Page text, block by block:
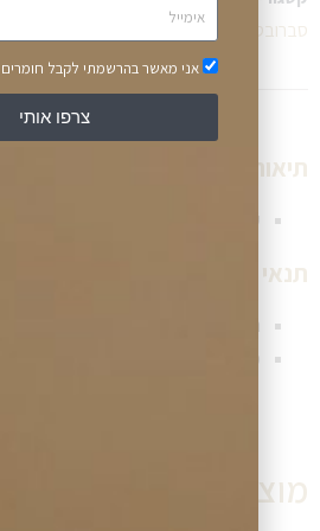
סברובסקי
תכשיטים
תיאור התכשיט:
עגיל משובץ קריסטלים
תנאי תשלום ומשלוח שעון:
תנאי תשלום גמישים (תשלומים ללא
מוצרים דומים
אני מאשר בהרשמתי לקבל חומרים
צרפו אותי